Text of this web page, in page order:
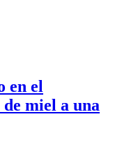
en el
miel a una